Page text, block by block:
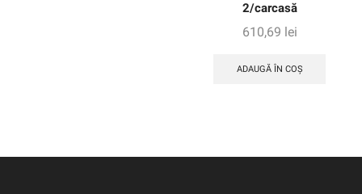
2/carcasă
610,69 lei
ADAUGĂ ÎN COȘ